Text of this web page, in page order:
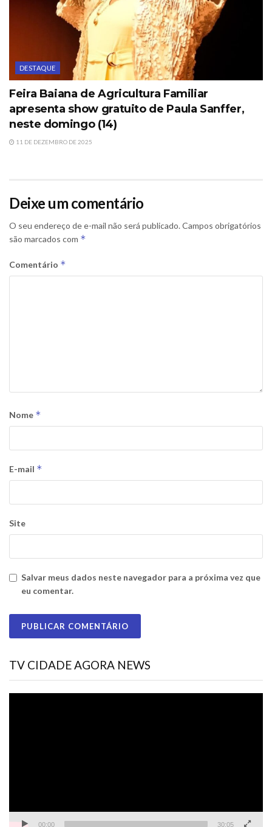
DESTAQUE
Feira Baiana de Agricultura Familiar
apresenta show gratuito de Paula Sanffer,
neste domingo (14)
11 DE DEZEMBRO DE 2025
Deixe um comentário
O seu endereço de e-mail não será publicado. Campos obrigatórios
são marcados com *
Comentário *
Nome *
E-mail *
Site
Salvar meus dados neste navegador para a próxima vez que
eu comentar.
TV CIDADE AGORA NEWS
00:00 30:05